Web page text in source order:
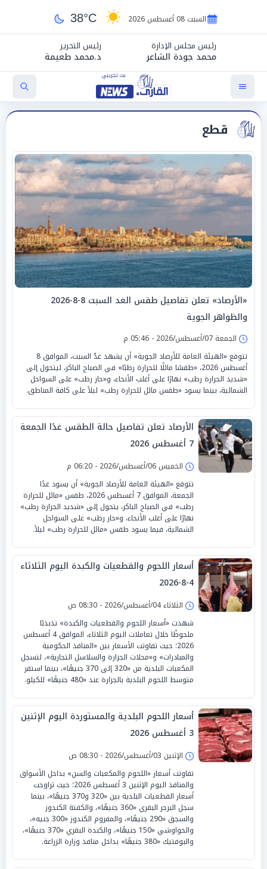
السبت 08 أغسطس 2026 38°C
رئيس مجلس الإدارة
محمد جودة الشاعر
رئيس التحرير
د.محمد طعيمة
قطع
«الأرصاد» تعلن تفاصيل طقس الغد السبت 8-8-2026
والظواهر الجوية
الجمعة 07/أغسطس/2026 - 05:46 م
تتوقع «الهيئة العامة للأرصاد الجوية» أن يشهد غدٌ السبت، الموافق 8
أغسطس 2026، «طقسًا مائلًا للحرارة رطبًا» في الصباح الباكر، ليتحول إلى
«شديد الحرارة رطب» نهارًا على أغلب الأنحاء، و«حار رطب» على السواحل
الشمالية، بينما يسود «طقس مائل للحرارة رطب» ليلاً على كافة المناطق.
الأرصاد تعلن تفاصيل حالة الطقس غدًا الجمعة
7 أغسطس 2026
الخميس 06/أغسطس/2026 - 06:20 م
تتوقع «الهيئة العامة للأرصاد الجوية» أن يسود غدًا
الجمعة، الموافق 7 أغسطس 2026، طقس «مائل للحرارة
رطب» في الصباح الباكر، يتحول إلى «شديد الحرارة رطب»
نهارًا على أغلب الأنحاء، و«حار رطب» على السواحل
الشمالية، فيما يسود طقس «مائل للحرارة رطب» ليلاً.
أسعار اللحوم والقطعيات والكبدة اليوم الثلاثاء
4-8-2026
الثلاثاء 04/أغسطس/2026 - 08:30 ص
شهدت «أسعار اللحوم والقطعيات والكبدة» تذبذبًا
ملحوظًا خلال تعاملات اليوم الثلاثاء، الموافق 4 أغسطس
2026؛ حيث تفاوتت الأسعار بين «المنافذ الحكومية
والمبادرات» و«محلات الجزارة والسلاسل التجارية»، لتسجل
المكعبات البلدية من «320 إلى 370 جنيهًا»، بينما استقر
متوسط اللحوم البلدية بالجزارة عند «480 جنيهًا» للكيلو.
أسعار اللحوم البلدية والمستوردة اليوم الإثنين
3 أغسطس 2026
الإثنين 03/أغسطس/2026 - 08:30 ص
تفاوتت أسعار «اللحوم والمكعبات والسن» بداخل الأسواق
والمنافذ اليوم الإثنين 3 أغسطس 2026؛ حيث تراوحت
أسعار القطعيات البلدية بين «320 و370 جنيهًا»، بينما
سجل البرجر البقري «360 جنيهًا»، والكفتة الكندوز
والسجق «290 جنيهًا»، والمفروم الكندوز «300 جنيه»،
والحواوشي «150 جنيهًا»، والكبدة البقري «370 جنيهًا»،
والبوفتيك «380 جنيهًا» بداخل منافذ وزارة الزراعة.